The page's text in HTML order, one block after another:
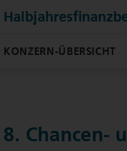
KONZERN-ÜBERSICHT
8. Chancen-